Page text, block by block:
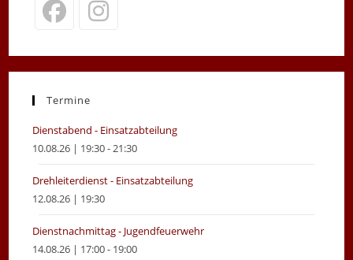
in
new
in
new
Termine
Dienstabend - Einsatzabteilung
10.08.26 | 19:30 - 21:30
Drehleiterdienst - Einsatzabteilung
12.08.26 | 19:30
Dienstnachmittag - Jugendfeuerwehr
14.08.26 | 17:00 - 19:00